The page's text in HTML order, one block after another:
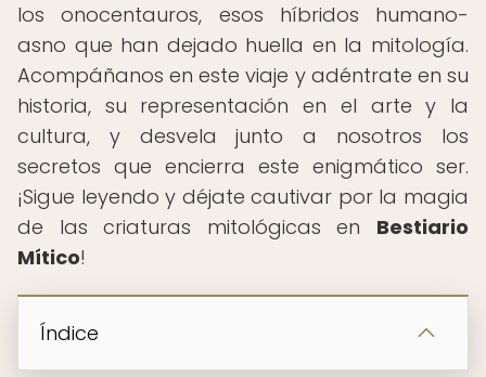
los onocentauros, esos híbridos humano-
asno que han dejado huella en la mitología.
Acompáñanos en este viaje y adéntrate en su
historia, su representación en el arte y la
cultura, y desvela junto a nosotros los
secretos que encierra este enigmático ser.
¡Sigue leyendo y déjate cautivar por la magia
de las criaturas mitológicas en Bestiario
Mítico!
Índice